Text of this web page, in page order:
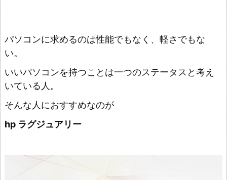
パソコンに求めるのは性能でもなく、軽さでもな
い。
いいパソコンを持つことは一つのステータスと考え
いている人。
そんな人におすすめなのが
hp ラグジュアリー